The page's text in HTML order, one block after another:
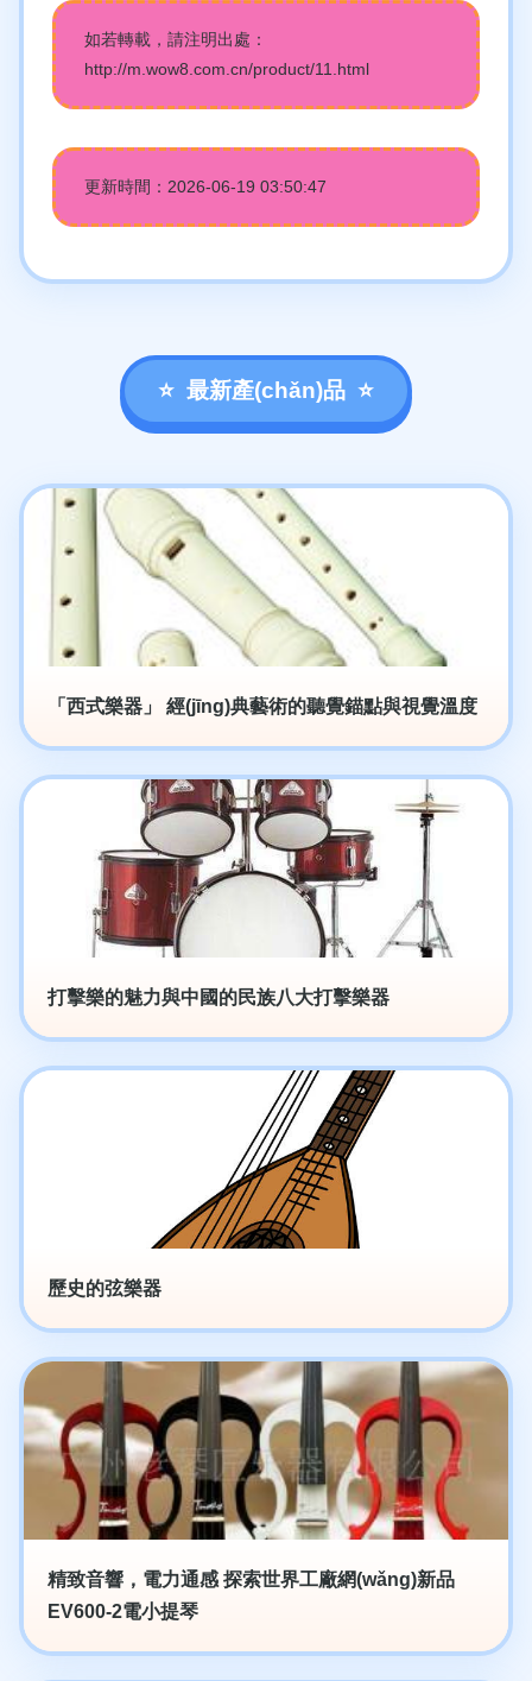
如若轉載，請注明出處：
http://m.wow8.com.cn/product/11.html
更新時間：2026-06-19 03:50:47
最新產(chǎn)品
「西式樂器」 經(jīng)典藝術的聽覺錨點與視覺溫度
打擊樂的魅力與中國的民族八大打擊樂器
歷史的弦樂器
精致音響，電力通感 探索世界工廠網(wǎng)新品
EV600-2電小提琴